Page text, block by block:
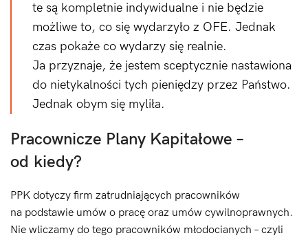
te są kompletnie indywidualne i nie będzie
możliwe to, co się wydarzyło z OFE. Jednak
czas pokaże co wydarzy się realnie.
Ja przyznaje, że jestem sceptycznie nastawiona
do nietykalności tych pieniędzy przez Państwo.
Jednak obym się myliła.
Pracownicze Plany Kapitałowe –
od kiedy?
PPK dotyczy firm zatrudniających pracowników
na podstawie umów o pracę oraz umów cywilnoprawnych.
Nie wliczamy do tego pracowników młodocianych – czyli